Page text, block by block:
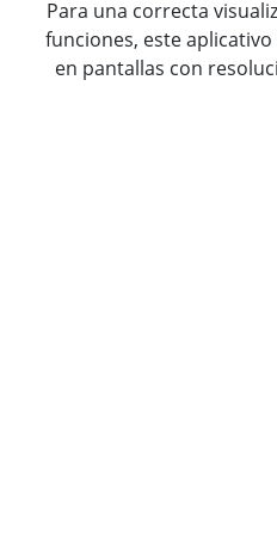
Para una correcta
funciones, este
en pantallas con